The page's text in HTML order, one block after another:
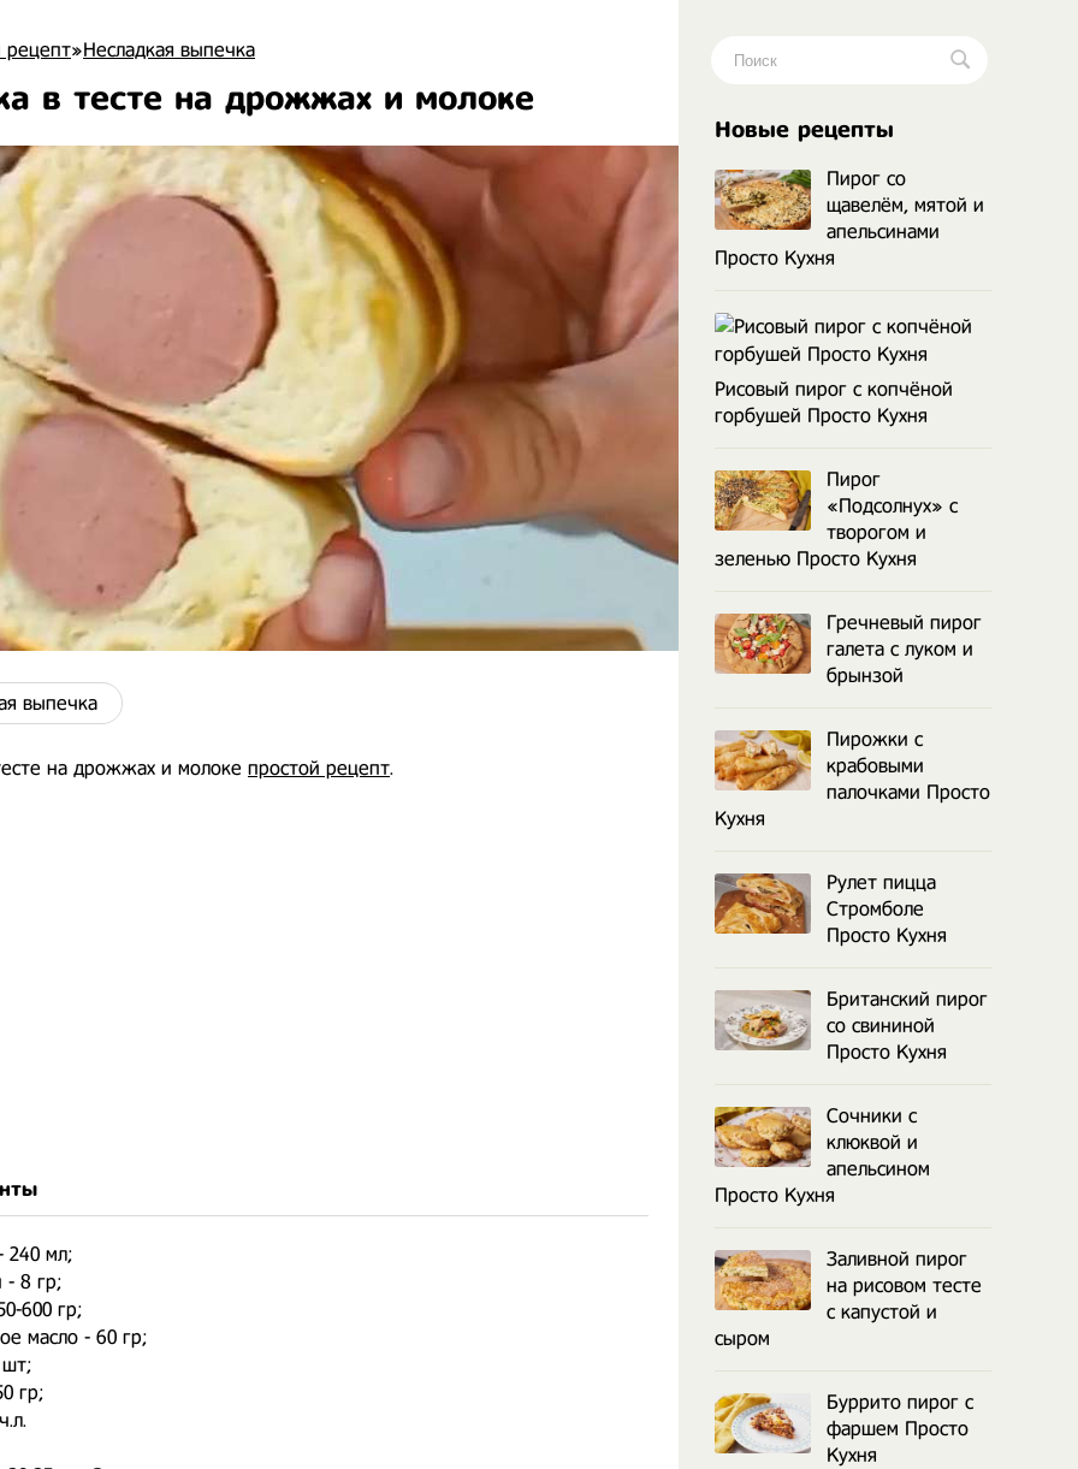
рецепт»Несладкая выпечка
в тесте на дрожжах и молоке
выпечка
на дрожжах и молоке простой рецепт.
мл;
8 гр;
600 гр;
масло - 60 гр;
гр;
Новые рецепты
Пирог со
щавелём, мятой и
апельсинами
Просто Кухня
Рисовый пирог с копчёной
горбушей Просто Кухня
Пирог
«Подсолнух» с
творогом и
зеленью Просто Кухня
Гречневый пирог
галета с луком и
брынзой
Пирожки с
крабовыми
палочками Просто
Кухня
Рулет пицца
Стромболе
Просто Кухня
Британский пирог
со свининой
Просто Кухня
Сочники с
клюквой и
апельсином
Просто Кухня
Заливной пирог
на рисовом тесте
с капустой и
сыром
Буррито пирог с
фаршем Просто
Кухня